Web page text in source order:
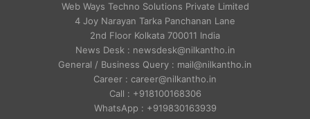
Web Ways Techno Solutions Private Limited
4 Joy Narayan Tarka Panchanan Lane
2nd Floor Kolkata 700011 India
News Desk : newsdesk@nilkantho.in
General / Business Query : mail@nilkantho.in
Career : career@nilkantho.in
Call : +918100168306
WhatsApp : +919830163939